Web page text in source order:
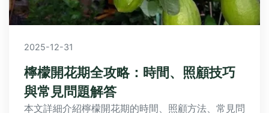
2025-12-31
檸檬開花期全攻略：時間、照顧技巧
與常見問題解答
本文詳細介紹檸檬開花期的時間、照顧方法、常見問